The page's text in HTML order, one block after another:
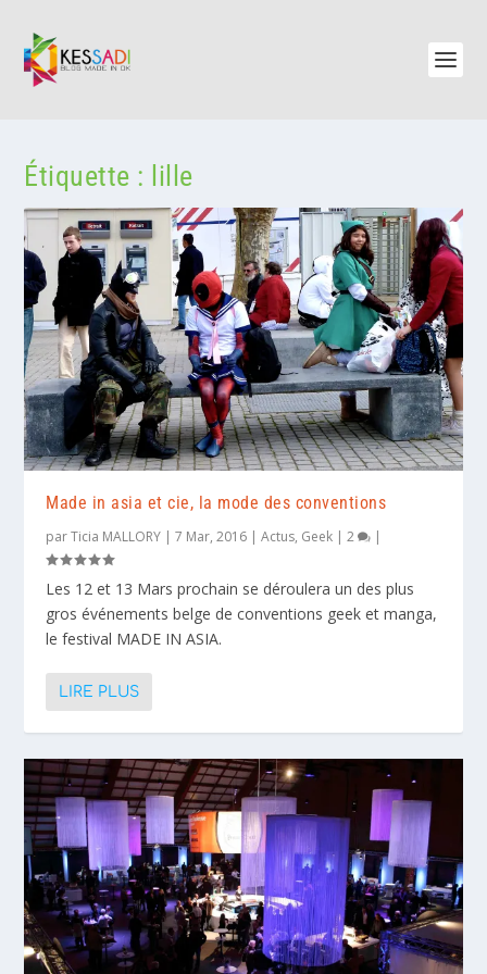
Étiquette : lille
Made in asia et cie, la mode des conventions
parTicia MALLORY |7 Mar, 2016 |Actus, Geek |2 |
Les 12 et 13 Mars prochain se déroulera un des plus
gros événements belge de conventions geek et manga,
le festival MADE IN ASIA.
LIRE PLUS